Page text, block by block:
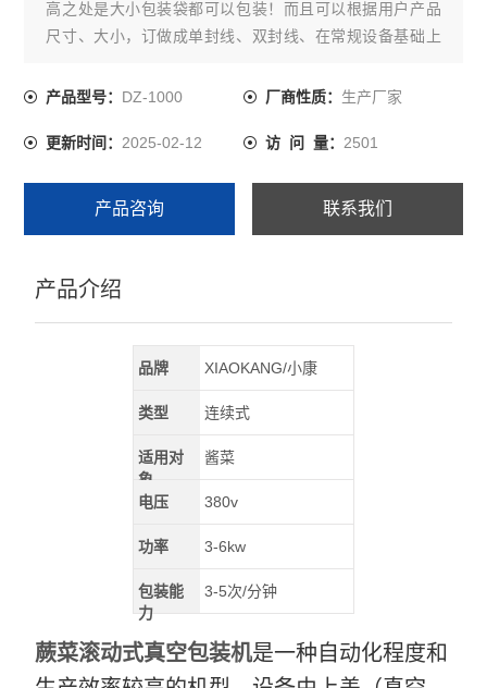
高之处是大小包装袋都可以包装！而且可以根据用户产品
尺寸、大小，订做成单封线、双封线、在常规设备基础上
产品型号： DZ-1000 厂商性质： 生产厂家
更新时间：2025-02-12 访 问 量： 2501
产品咨询 联系我们
产品介绍
品牌 XIAOKANG/小康
类型 连续式
适用对
象
酱菜
电压 380v
功率 3-6kw
包装能
力
3-5次/分钟
蕨菜滚动式真空包装机是一种自动化程度和